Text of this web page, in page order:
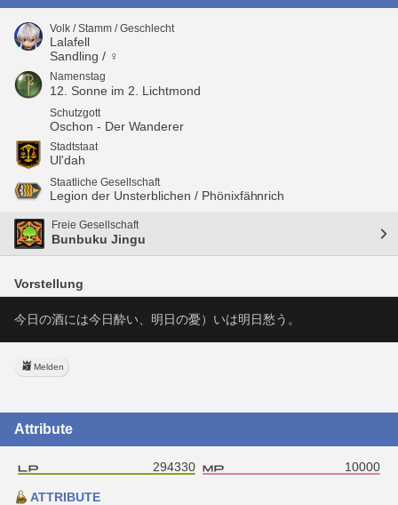
Volk / Stamm / Geschlecht
Lalafell
Sandling / ♀
Namenstag
12. Sonne im 2. Lichtmond
Schutzgott
Oschon - Der Wanderer
Stadtstaat
Ul'dah
Staatliche Gesellschaft
Legion der Unsterblichen / Phönixfähnrich
Freie Gesellschaft
Bunbuku Jingu
Vorstellung
今日の酒には今日酔い、明日の憂）いは明日愁う。
Melden
Attribute
294330 10000
ATTRIBUTE